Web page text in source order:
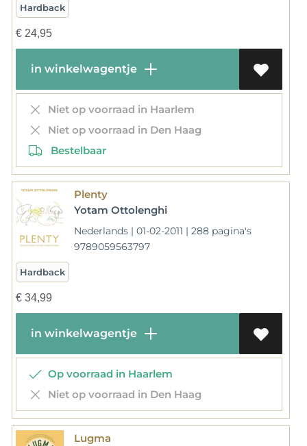
Hardback
€24,95
in winkelwagentje
Niet op voorraad in Haarlem
Niet op voorraad in Den Haag
Bestelbaar
Plenty
Yotam Ottolenghi
Nederlands | 01-02-2011 | 288 pagina's
9789059563797
Hardback
€34,99
in winkelwagentje
Op voorraad in Haarlem
Niet op voorraad in Den Haag
Lugma